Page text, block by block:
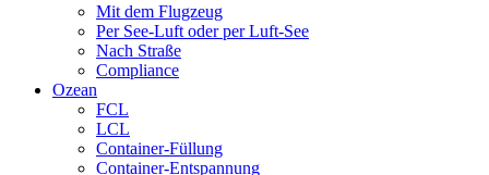
Mit dem Flugzeug
Per See-Luft oder per Luft-See
Nach Straße
Compliance
Ozean
FCL
LCL
Container-Füllung
Container-Entspannung